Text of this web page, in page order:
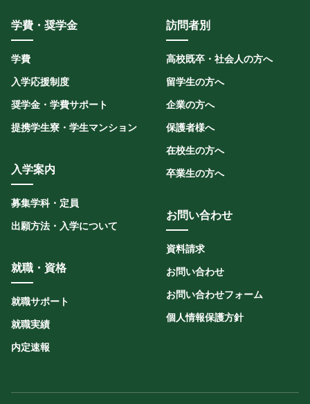
学費・奨学金
学費
入学応援制度
奨学金・学費サポート
提携学生寮・学生マンション
入学案内
募集学科・定員
出願方法・入学について
就職・資格
就職サポート
就職実績
内定速報
訪問者別
高校既卒・社会人の方へ
留学生の方へ
企業の方へ
保護者様へ
在校生の方へ
卒業生の方へ
お問い合わせ
資料請求
お問い合わせ
お問い合わせフォーム
個人情報保護方針